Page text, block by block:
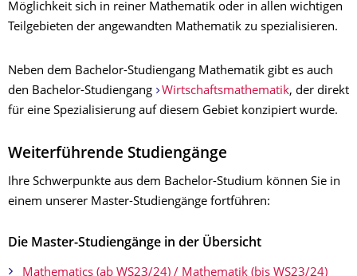
Möglichkeit sich in reiner Mathematik oder in allen wichtigen
Teilgebieten der angewandten Mathematik zu spezialisieren.
Neben dem Bachelor-Studiengang Mathematik gibt es auch
den Bachelor-Studiengang
Wirtschaftsmathematik, der direkt
für eine Spezialisierung auf diesem Gebiet konzipiert wurde.
Weiterführende Studiengänge
Ihre Schwerpunkte aus dem Bachelor-Studium können Sie in
einem unserer Master-Studiengänge fortführen:
Die Master-Studiengänge in der Übersicht
Mathematics (ab WS23/24) / Mathematik (bis WS23/24)